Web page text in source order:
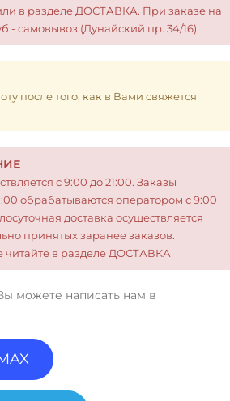
в разделе ДОСТАВКА. При заказе на
- самовывоз (Дунайский пр. 34/16)
после того, как в Вами свяжется
с 9:00 до 21:00. Заказы
обрабатываются оператором с 9:00
доставка осуществляется
принятых заранее заказов.
читайте в разделе ДОСТАВКА
можете написать нам в